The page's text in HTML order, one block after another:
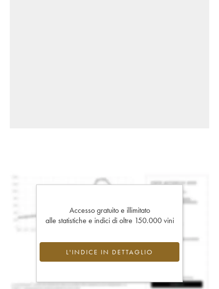
Accesso gratuito e illimitato
alle statistiche e indici di oltre 150.000 vini
L'INDICE IN DETTAGLIO